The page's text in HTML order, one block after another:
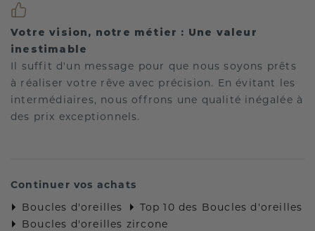
Votre vision, notre métier : Une valeur
inestimable
Il suffit d'un message pour que nous soyons prêts
à réaliser votre rêve avec précision. En évitant les
intermédiaires, nous offrons une qualité inégalée à
des prix exceptionnels.
Continuer vos achats
Boucles d'oreilles
Top 10 des Boucles d'oreilles
Boucles d'oreilles zircone